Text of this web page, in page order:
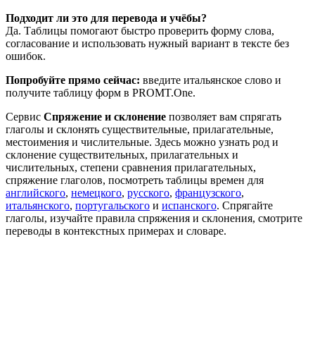
Подходит ли это для перевода и учёбы?
Да. Таблицы помогают быстро проверить форму слова,
согласование и использовать нужный вариант в тексте без
ошибок.
Попробуйте прямо сейчас: введите итальянское слово и
получите таблицу форм в PROMT.One.
Сервис Спряжение и склонение позволяет вам спрягать
глаголы и склонять существительные, прилагательные,
местоимения и числительные. Здесь можно узнать род и
склонение существительных, прилагательных и
числительных, степени сравнения прилагательных,
спряжение глаголов, посмотреть таблицы времен для
английского, немецкого, русского, французского,
итальянского, португальского и испанского. Спрягайте
глаголы, изучайте правила спряжения и склонения, смотрите
переводы в контекстных примерах и словаре.